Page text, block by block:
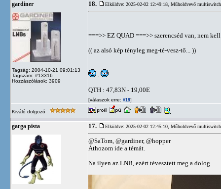
gardiner
Tagság: 2004-10-21 09:01:13
Tagszám: #13316
Hozzászólások: 3909
18. Elküldve: 2025-02-02 12:49:18, Műholdvevő multiswitch
===>> EZ QUAD ===>> szerencséd van, nem
(( az alsó kép tényleg meg-té-vesz-tő... ))
QTH : 47,83N - 19,00E
[válaszok erre: #19]
Kiváló dolgozó
garga pista 17. Elküldve: 2025-02-02 12:45:10, Műholdvevő multiswitch
@SaTom, @gardiner, @hopper
Áthozom ide a témát.
Na ilyen az LNB, ezért tévesztett meg a dolog...